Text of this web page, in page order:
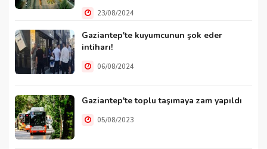
23/08/2024
Gaziantep'te kuyumcunun şok eder
intiharı!
06/08/2024
Gaziantep'te toplu taşımaya zam yapıldı
05/08/2023